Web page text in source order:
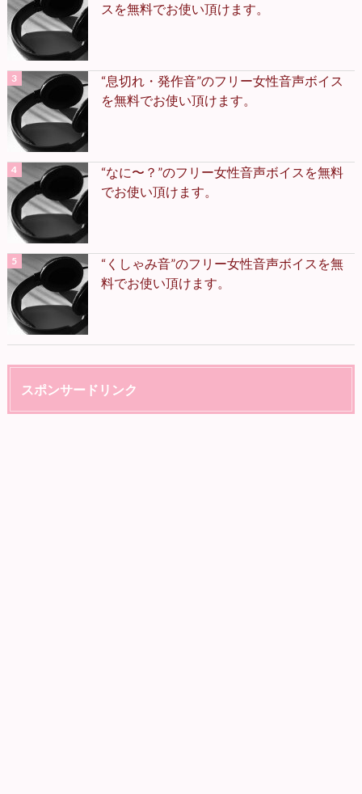
スを無料でお使い頂けます。
“息切れ・発作音”のフリー女性音声ボイス
を無料でお使い頂けます。
“なに〜？”のフリー女性音声ボイスを無料
でお使い頂けます。
“くしゃみ音”のフリー女性音声ボイスを無
料でお使い頂けます。
スポンサードリンク